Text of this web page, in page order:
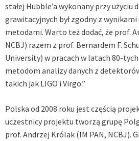
stałej Hubble’a wykonany przy
grawitacyjnych był zgodny z
metodami. Warto też dodać, że prof.
NCBJ) razem z prof. Bernardem F.
University) w pracach w latach 80-
metodom analizy danych z
takich jak LIGO i Virgo.”
Polska od 2008 roku jest częścią
uczestnicy projektu tworzą grupę
prof. Andrzej Królak (IM PAN, NCBJ).